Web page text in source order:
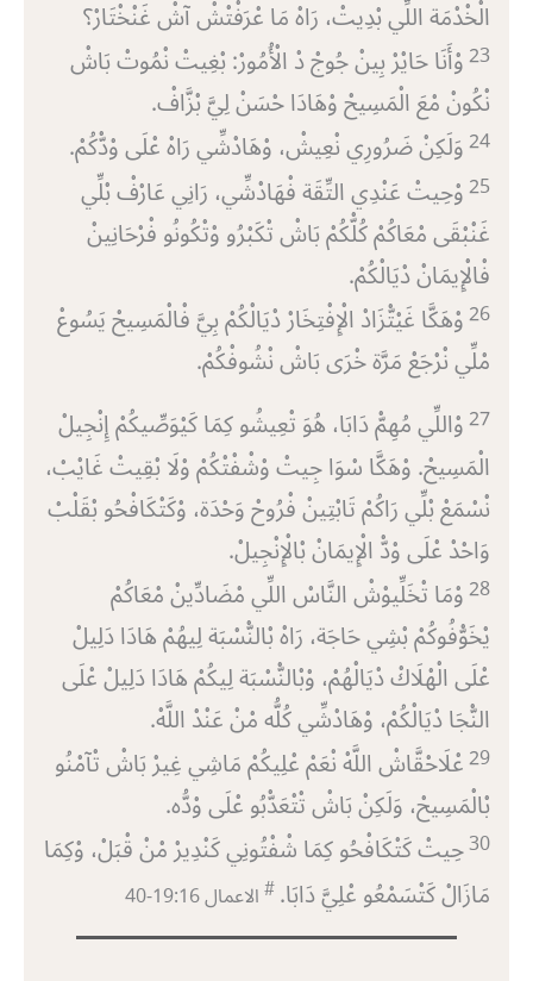
الْخْدْمَة اللِّي بْدِيتْ، رَاهْ مَا عْرَفْتْشْ آشْ غَنْخْتَارْ؟
23وْأَنَا حَايْرْ بِينْ جُوجْ دْ الْأُمُورْ: بْغِيتْ نْمُوتْ بَاشْ
نْكُونْ مْعَ الْمَسِيحْ وْهَادَا حْسَنْ لِيَّ بْزَّافْ.
24وَلَكِنْ ضَرُورِي نْعِيشْ، وْهَادْشِّي رَاهْ عْلَى وْدّْكُمْ.
25وْحِيتْ عَنْدِي التِّقَة فْهَادْشِّي، رَانِي عَارْفْ بْلِّي
غَنْبْقَى مْعَاكُمْ كُلّْكُمْ بَاشْ تْكَبْرُو وْتْكُونُو فْرْحَانِينْ
فْالْإِيمَانْ دْيَالْكُمْ.
26وْهَكَّا غَيْتّْزَادْ الْإِفْتِخَارْ دْيَالْكُمْ بِيَّ فْالْمَسِيحْ يَسُوعْ
مْلِّي نْرْجَعْ مَرَّة خْرَى بَاشْ نْشُوفْكُمْ.
27وْاللِّي مُهِمّْ دَابَا، هُوَ تْعِيشُو كِمَا كَيْوَصِّيكُمْ إِنْجِيلْ
الْمَسِيحْ. وْهَكَّا سْوَا جِيتْ وْشْفْتْكُمْ وْلَا بْقِيتْ غَايْبْ،
نْسْمَعْ بْلِّي رَاكُمْ تَابْتِينْ فْرُوحْ وَحْدَة، وْكَتْكَافْحُو بْقَلْبْ
وَاحْدْ عْلَى وْدّْ الْإِيمَانْ بْالْإِنْجِيلْ.
28وْمَا تْخَلِّيوْشْ النَّاسْ اللِّي مْضَادِّينْ مْعَاكُمْ
يْخَوّْفُوكُمْ بْشِي حَاجَة، رَاهْ بْالنّْسْبَة لِيهُمْ هَادَا دَلِيلْ
عْلَى الْهْلَاكْ دْيَالْهُمْ، وْبْالنّْسْبَة لِيكُمْ هَادَا دَلِيلْ عْلَى
النّْجَا دْيَالْكُمْ، وْهَادْشِّي كُلُّه مْنْ عَنْدْ اللَّهْ.
29عْلَاحْقَّاشْ اللَّهْ نْعَمْ عْلِيكُمْ مَاشِي غِيرْ بَاشْ تْآمْنُو
بْالْمَسِيحْ، وَلَكِنْ بَاشْ تْتْعَدّْبُو عْلَى وْدُّه.
30حِيتْ كَتْكَافْحُو كِمَا شْفْتُونِي كَنْدِيرْ مْنْ قْبَلْ، وْكِمَا
مَازَالْ كَتْسَمْعُو عْلِيَّ دَابَا.#الاعمال 16‏:19‏-40